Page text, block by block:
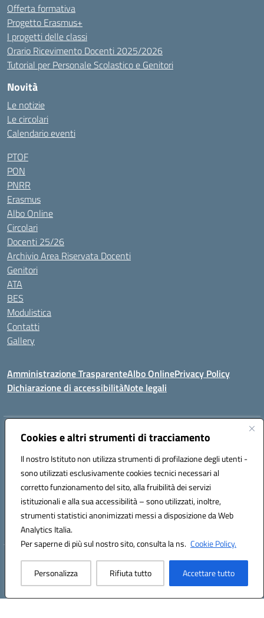
Cookies e altri strumenti di tracciamento
Il nostro Istituto non utilizza strumenti di profilazione degli utenti -
sono utilizzati esclusivamente cookies tecnici necessari al
corretto funzionamento del sito, alla fruibilità dei servizi
istituzionali e alla sua accessibilità – sono utilizzati, inoltre,
strumenti statistici anonimizzati messi a disposizione da Web
Analytics Italia.
Per saperne di più sul nostro sito, consulta la ns. Cookie Policy.
Personalizza Rifiuta tutto Accettare tutto
Offerta formativa
Progetto Erasmus+
I progetti delle classi
Orario Ricevimento Docenti 2025/2026
Tutorial per Personale Scolastico e Genitori
Novità
Le notizie
Le circolari
Calendario eventi
PTOF
PON
PNRR
Erasmus
Albo Online
Circolari
Docenti 25/26
Archivio Area Riservata Docenti
Genitori
ATA
BES
Modulistica
Contatti
Gallery
Amministrazione TrasparenteAlbo OnlinePrivacy Policy
Dichiarazione di accessibilitàNote legali
Indirizzo:Via Coniugi Crigna – Cap. 89861 – Tropea (VV)
Posta elettronica certificata (PEC):vvic82200d@pec.istruzione.it
Codice fiscale: 96012410799
Codice meccanografico:VVIC82200D
Codice Indice delle Pubbliche Amministrazioni (IPA): istsc_vvic82200d
Codice unico di fatturazione (CUF): UFUKAE
Hosting & Powered by 3D Solution S.r.l.
Concept & Design by Designers Italia